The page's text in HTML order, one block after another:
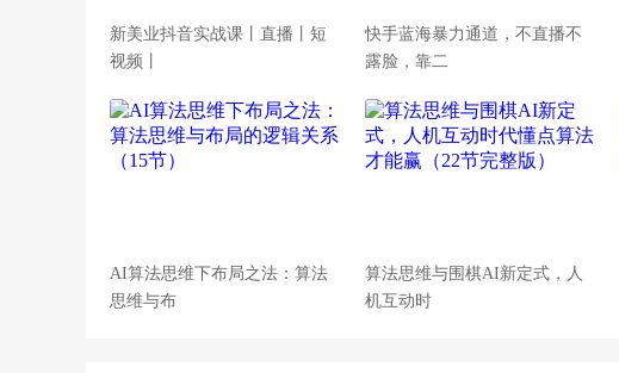
新美业抖音实战课丨直播丨短
视频丨
快手蓝海暴力通道，不直播不
露脸，靠二
AI算法思维下布局之法：算法
思维与布
算法思维与围棋AI新定式，人
机互动时